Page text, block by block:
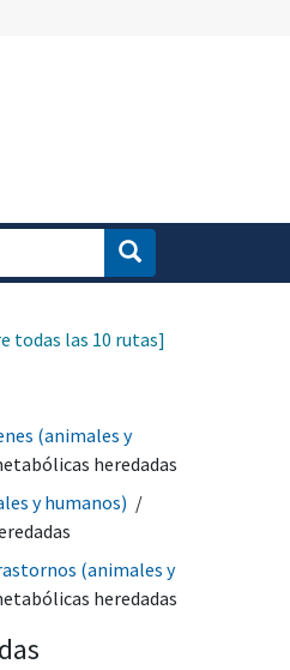
todas las 10 rutas]
(animales y
heredadas
y humanos)
(animales y
heredadas